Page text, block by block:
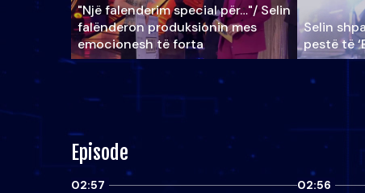
"Një falenderim special për…"/ Selin
falënderon produksionin mes
emocionesh të forta
Selin
pestë të
Episode
02:57 02:56